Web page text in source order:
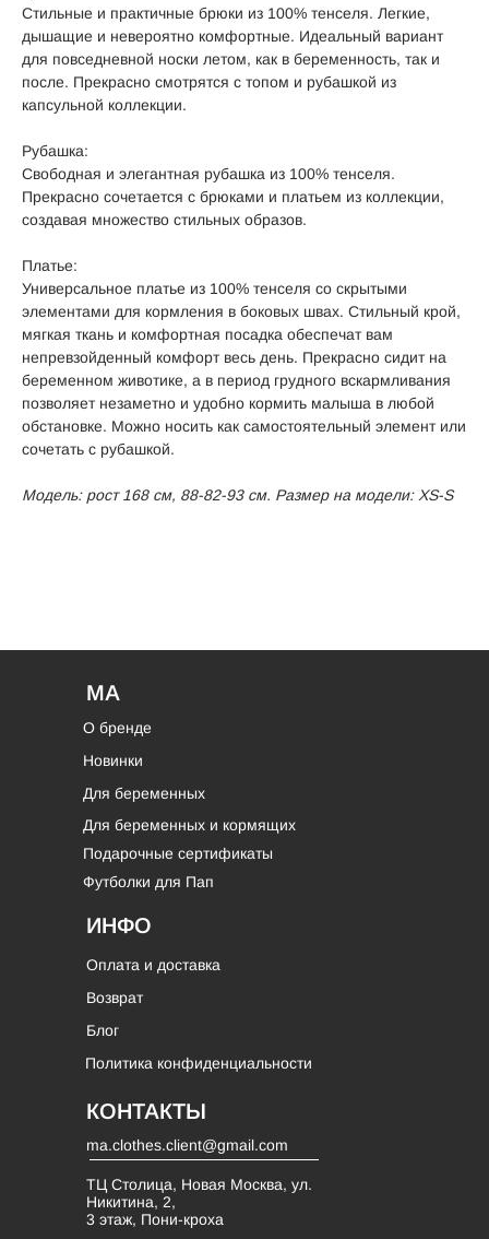
Стильные и практичные брюки из 100% тенселя. Легкие,
дышащие и невероятно комфортные. Идеальный вариант
для повседневной носки летом, как в беременность, так и
после. Прекрасно смотрятся с топом и рубашкой из
капсульной коллекции.
Рубашка:
Свободная и элегантная рубашка из 100% тенселя.
Прекрасно сочетается с брюками и платьем из коллекции,
создавая множество стильных образов.
Платье:
Универсальное платье из 100% тенселя со скрытыми
элементами для кормления в боковых швах. Стильный крой,
мягкая ткань и комфортная посадка обеспечат вам
непревзойденный комфорт весь день. Прекрасно сидит на
беременном животике, а в период грудного вскармливания
позволяет незаметно и удобно кормить малыша в любой
обстановке. Можно носить как самостоятельный элемент или
сочетать с рубашкой.
Модель: рост 168 см, 88-82-93 см. Размер на модели: XS-S
КОНТАКТЫ
ТЦ Столица, Новая Москва, ул.
Никитина, 2,
3 этаж, Пони-кроха
ma.clothes.client@gmail.com
MA
О бренде
Новинки
Для беременных
Футболки для Пап
Для беременных и кормящих
Подарочные сертификаты
ИНФО
Оплата и доставка
Возврат
Блог
Политика конфиденциальности